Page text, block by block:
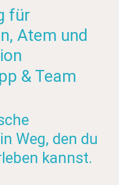
für
Atem und
& Team
Weg, den du
kannst.